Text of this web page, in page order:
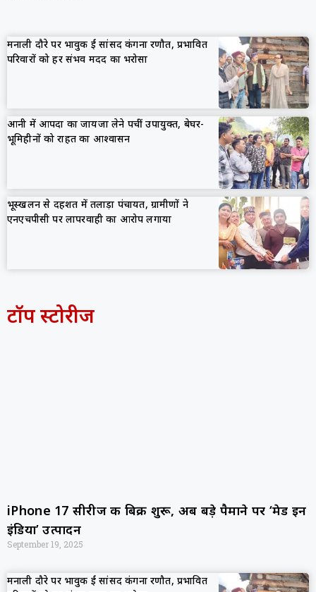
मनाली दौरे पर भावुक हुईं सांसद कंगना रणौत, प्रभावित
परिवारों को हर संभव मदद का भरोसा
आनी में आपदा का जायजा लेने पहुंचीं उपायुक्त, बेघर-
भूमिहीनों को राहत का आश्वासन
भूस्खलन से दहशत में तलाड़ा पंचायत, ग्रामीणों ने
एनएचपीसी पर लापरवाही का आरोप लगाया
टॉप स्टोरीज
iPhone 17 सीरीज की बिक्री शुरू, अब बड़े पैमाने पर ‘मेड इन
इंडिया’ उत्पादन
September 19, 2025
मनाली दौरे पर भावुक हुईं सांसद कंगना रणौत, प्रभावित